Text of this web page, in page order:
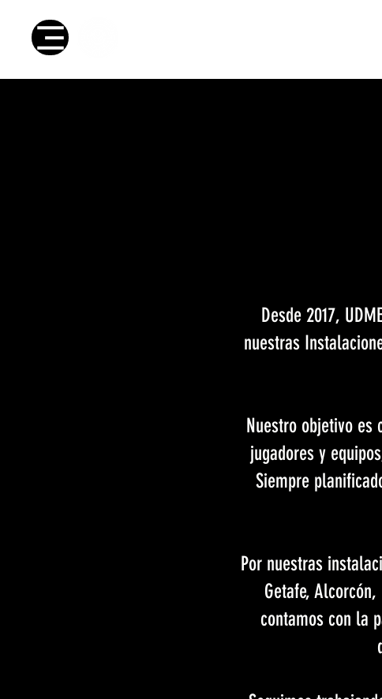
Desde 2017,
nuestras
Nuestro objetivo es
jugadores y
Siempre
Por nuestras
Getafe,
contamos con la